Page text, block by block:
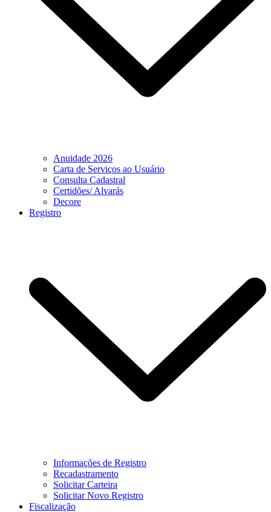
Anuidade 2026
Carta de Serviços ao Usuário
Consulta Cadastral
Certidões/ Alvarás
Decore
Registro
Informações de Registro
Recadastramento
Solicitar Carteira
Solicitar Novo Registro
Fiscalização